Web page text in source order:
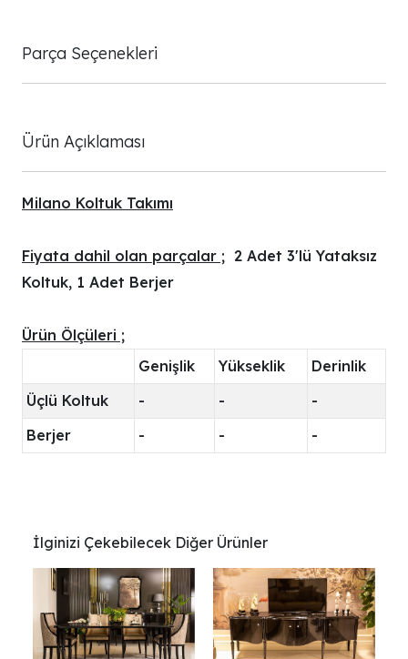
Parça Seçenekleri
Ürün Açıklaması
Milano Koltuk Takımı
Fiyata dahil olan parçalar ; 2 Adet 3'lü Yataksız
Koltuk, 1 Adet Berjer
Ürün Ölçüleri ;
Genişlik
Yükseklik
Derinlik
Üçlü Koltuk
- -
-
Berjer
- - -
İlginizi Çekebilecek Diğer Ürünler